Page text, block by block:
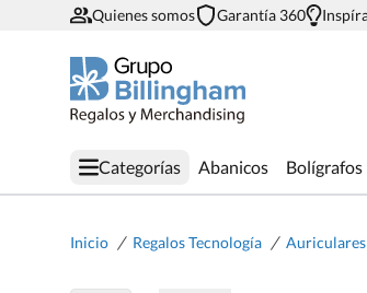
Quienes somos Garantía 360
Categorías Abanicos Bolígrafos
Inicio / Regalos Tecnología /